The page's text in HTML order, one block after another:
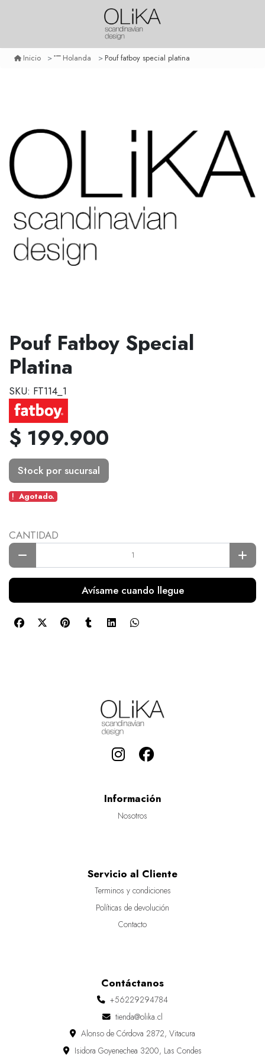
Inicio Holanda Pouf fatboy special platina
Pouf Fatboy Special
Platina
SKU: FT114_1
$ 199.900
Stock por sucursal
Agotado.
CANTIDAD
Avísame cuando llegue
Información
Nosotros
Servicio al Cliente
Terminos y condiciones
Políticas de devolución
Contacto
Contáctanos
+56229294784
tienda@olika.cl
Alonso de Córdova 2872, Vitacura
Isidora Goyenechea 3200, Las Condes